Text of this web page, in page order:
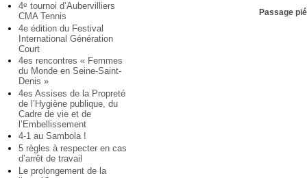
4e tournoi d’Aubervilliers
CMA Tennis
4e édition du Festival
International Génération
Court
4es rencontres « Femmes
du Monde en Seine-Saint-
Denis »
4es Assises de la Propreté
de l’Hygiène publique, du
Cadre de vie et de
l’Embellissement
4-1 au Sambola !
5 règles à respecter en cas
d’arrêt de travail
Le prolongement de la
Passage